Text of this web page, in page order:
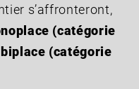
s’affronteront,
(catégorie
(catégorie